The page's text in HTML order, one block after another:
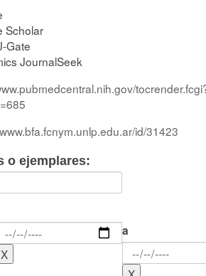
Scholar
Gate
JournalSeek
id/31423
o ejemplares:
a